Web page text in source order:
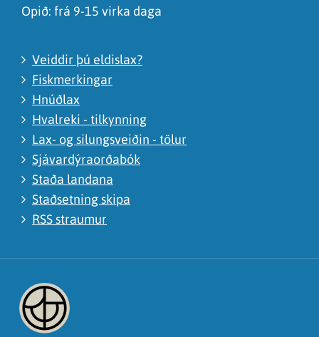
Opið: frá 9-15 virka daga
Veiddir þú eldislax?
Fiskmerkingar
Hnúðlax
Hvalreki - tilkynning
Lax- og silungsveiðin - tölur
Sjávardýraorðabók
Staða landana
Staðsetning skipa
RSS straumur